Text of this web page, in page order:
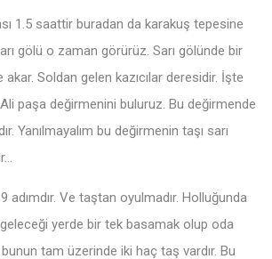
1.5 saattir buradan da karakuş tepesine
gölü o zaman görürüz. Sarı gölünde bir
akar. Soldan gelen kazıcılar deresidir. İşte
paşa değirmenini buluruz. Bu değirmende
Yanılmayalım bu değirmenin taşı sarı
adımdır. Ve taştan oyulmadır. Holluğunda
yerde bir tek basamak olup oda
bunun tam üzerinde iki haç taş vardır. Bu